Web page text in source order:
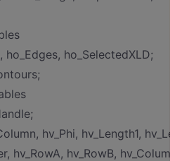
ho_Edges, ho_SelectedXLD;
hv_Phi, hv_Length1,
hv_RowA, hv_RowB,